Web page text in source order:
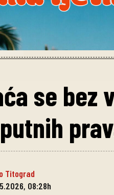
se bez
Titograd
08:28h